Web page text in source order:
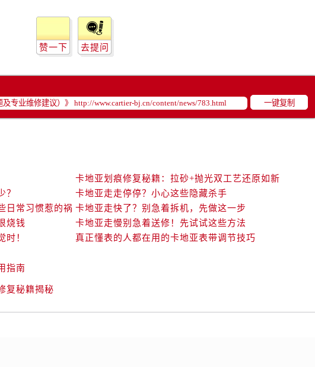
赞一下 去提问
一键复制
卡地亚划痕修复秘籍：拉砂+抛光双工艺还原如新
？
卡地亚走走停停？小心这些隐藏杀手
日常习惯惹的祸 卡地亚走快了？别急着拆机，先做这一步
烧钱
卡地亚走慢别急着送修！先试试这些方法
时！
真正懂表的人都在用的卡地亚表带调节技巧
指南
复秘籍揭秘